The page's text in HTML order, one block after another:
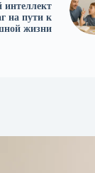
интеллект
на пути к
жизни